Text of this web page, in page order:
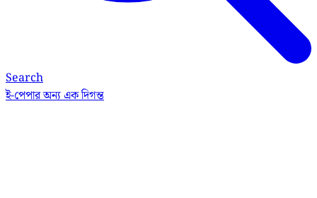
Search
ই-পেপারঅন্য এক দিগন্ত